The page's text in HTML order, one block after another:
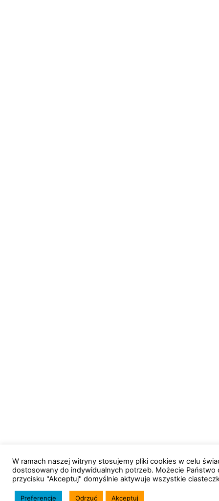
W ramach naszej witryny stosujemy pliki cookies w celu
dostosowany do indywidualnych potrzeb. Możecie
przycisku "Akceptuj" domyślnie aktywuje wszystkie
Preferencje Odrzuć Akceptuj